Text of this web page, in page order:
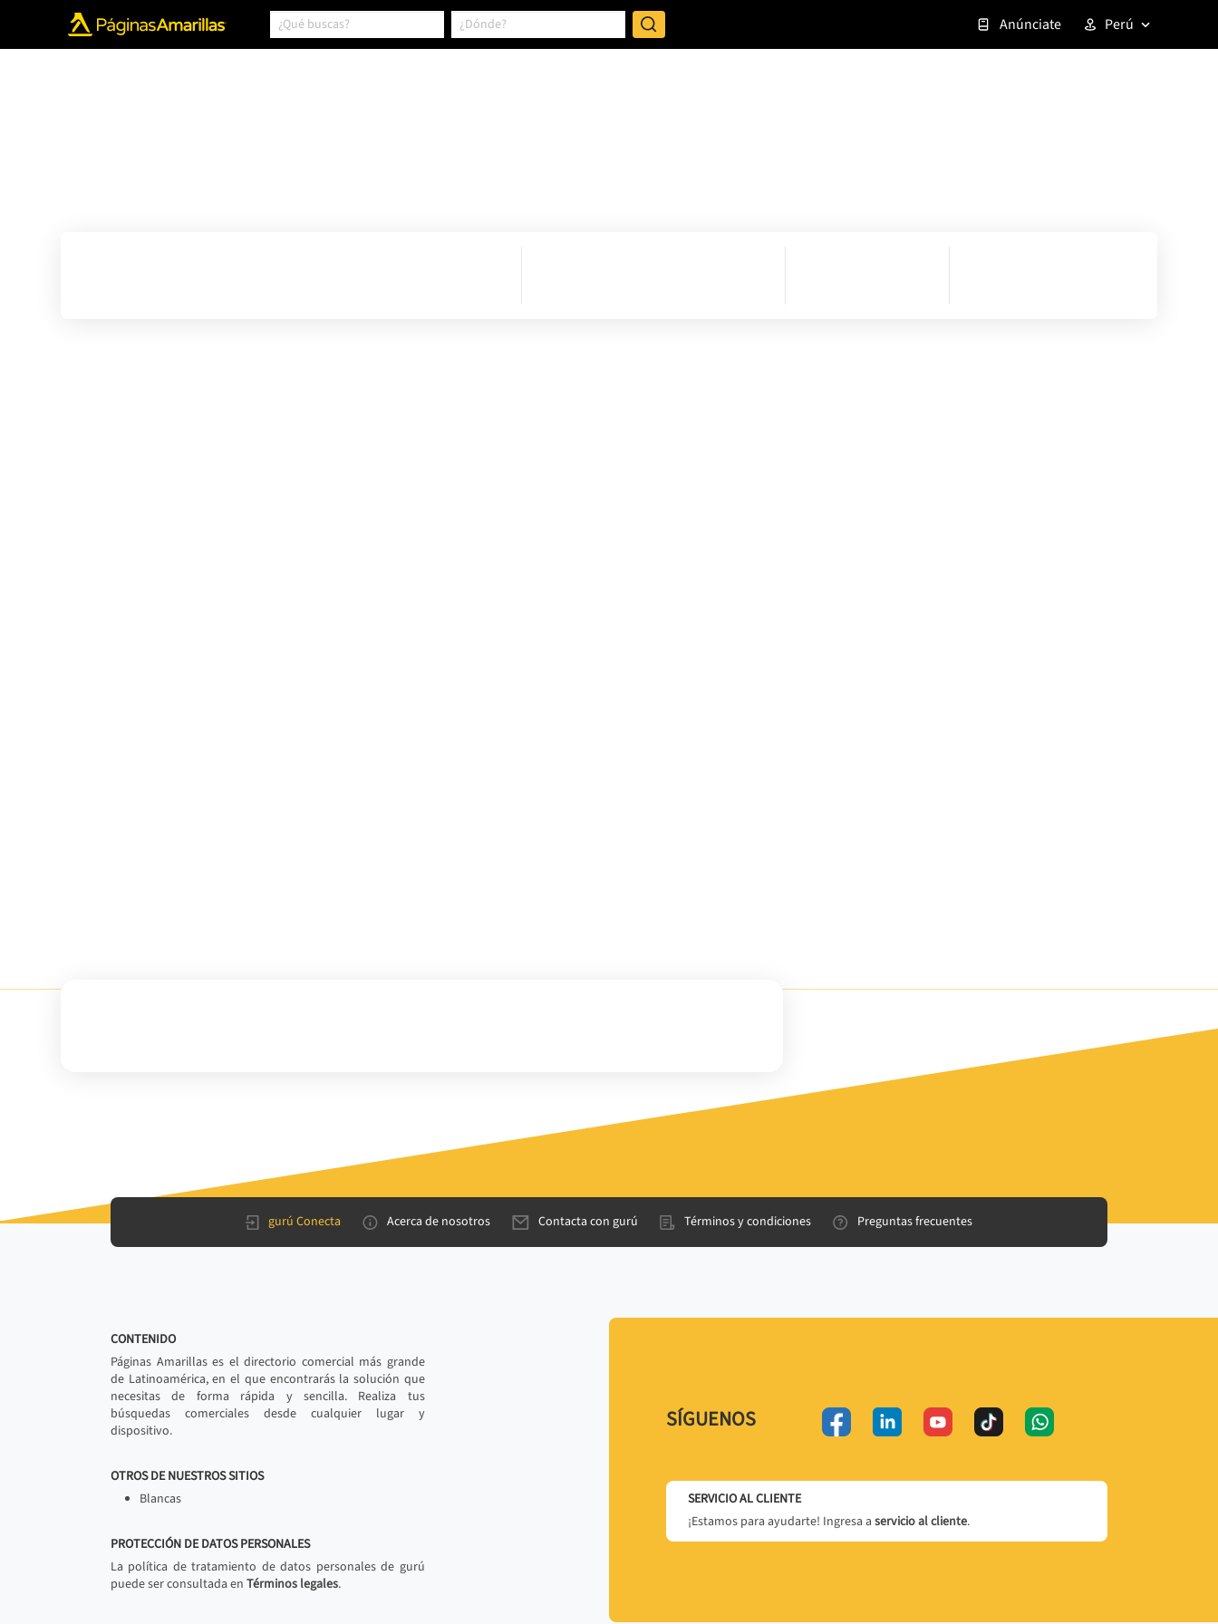
Anúnciate Perú
gurú Conecta Acerca de nosotros Contacta con gurú Términos y condiciones Preguntas frecuentes
CONTENIDO
Páginas Amarillas es el directorio comercial más grande
de Latinoamérica, en el que encontrarás la solución que
necesitas de forma rápida y sencilla. Realiza tus
búsquedas comerciales desde cualquier lugar y
dispositivo.
OTROS DE NUESTROS SITIOS
Blancas
PROTECCIÓN DE DATOS PERSONALES
La política de tratamiento de datos personales de gurú
puede ser consultada en Términos legales.
SÍGUENOS
SERVICIO AL CLIENTE
¡Estamos para ayudarte! Ingresa a servicio al cliente.